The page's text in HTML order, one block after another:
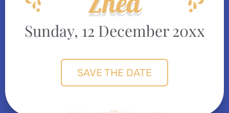
Sunday, 12 December 20xx
SAVE THE DATE